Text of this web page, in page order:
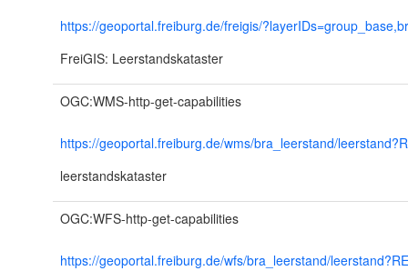
https://geoportal.freiburg.de/freigis/
FreiGIS: Leerstandskataster
OGC:WMS-http-get-capabilities
https://geoportal.freiburg.de/wms/bra_leerstand/
leerstandskataster
OGC:WFS-http-get-capabilities
https://geoportal.freiburg.de/wfs/bra_leerstand/